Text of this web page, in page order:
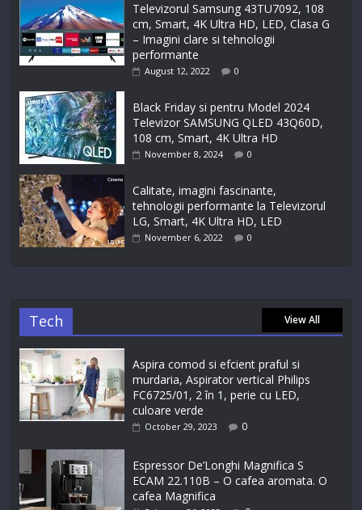
Televizorul Samsung 43TU7092, 108
cm, Smart, 4K Ultra HD, LED, Clasa G
– Imagini clare si tehnologii
performante
August 12, 2022 0
Black Friday si pentru Model 2024
Televizor SAMSUNG QLED 43Q60D,
108 cm, Smart, 4K Ultra HD
November 8, 2024 0
Calitate, imagini fascinante,
tehnologii performante la Televizorul
LG, Smart, 4K Ultra HD, LED
November 6, 2022 0
Tech View All
Aspira comod si efcient praful si
murdaria, Aspirator vertical Philips
FC6725/01, 2 în 1, perie cu LED,
culoare verde
October 29, 2023 0
Espressor De’Longhi Magnifica S
ECAM 22.110B – O cafea aromata. O
cafea Magnifica